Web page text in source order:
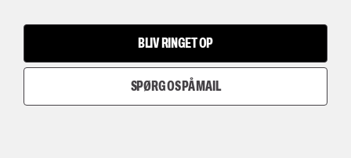
BLIV RINGET OP
SPØRG OS PÅ MAIL